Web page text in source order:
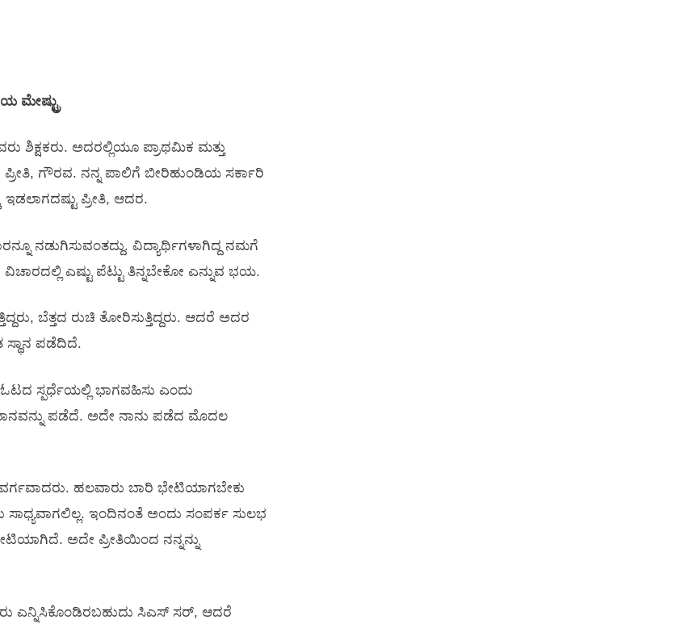
ಮೇಷ್ಟ್ರು
ಶಿಕ್ಷಕರು. ಅದರಲ್ಲಿಯೂ ಪ್ರಾಥಮಿಕ ಮತ್ತು
ಪ್ರೀತಿ, ಗೌರವ. ನನ್ನ ಪಾಲಿಗೆ ಬೀರಿಹುಂಡಿಯ ಸರ್ಕಾರಿ
ಪ್ರೀತಿ, ಆದರ.
ನಡುಗಿಸುವಂತದ್ದು. ವಿದ್ಯಾರ್ಥಿಗಳಾಗಿದ್ದ ನಮಗೆ
ಎಷ್ಟು ಪೆಟ್ಟು ತಿನ್ನಬೇಕೋ ಎನ್ನುವ ಭಯ.
ಬೆತ್ತದ ರುಚಿ ತೋರಿಸುತ್ತಿದ್ದರು. ಆದರೆ ಅದರ
ಸ್ಥಾನ ಪಡೆದಿದೆ.
ಓಟದ ಸ್ಪರ್ಧೆಯಲ್ಲಿ ಭಾಗವಹಿಸು ಎಂದು
ಪಡೆದೆ. ಅದೇ ನಾನು ಪಡೆದ ಮೊದಲ
ಹಲವಾರು ಬಾರಿ ಭೇಟಿಯಾಗಬೇಕು
ಇಂದಿನಂತೆ ಅಂದು ಸಂಪರ್ಕ ಸುಲಭ
ಅದೇ ಪ್ರೀತಿಯಿಂದ ನನ್ನನ್ನು
ಎನ್ನಿಸಿಕೊಂಡಿರಬಹುದು ಸಿಎಸ್ ಸರ್, ಆದರೆ